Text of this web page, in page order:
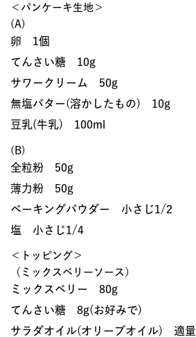
＜パンケーキ生地＞
(A)
卵 1個
てんさい糖 10g
サワークリーム 50g
無塩バター(溶かしたもの) 10g
豆乳(牛乳) 100ml
(B)
全粒粉 50g
薄力粉 50g
ベーキングパウダー 小さじ1/2
塩 小さじ1/4
＜トッピング＞
（ミックスベリーソース）
ミックスベリー 80g
てんさい糖 8g(お好みで)
サラダオイル(オリーブオイル) 適量